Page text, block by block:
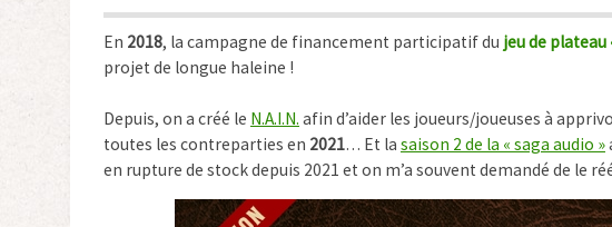
En 2018, la campagne de financement participatif du jeu de plateau
projet de longue haleine !
Depuis, on a créé le N.A.I.N. afin d’aider les joueurs/joueuses à
toutes les contreparties en 2021… Et la saison 2 de la « saga audio »
en rupture de stock depuis 2021 et on m’a souvent demandé de le